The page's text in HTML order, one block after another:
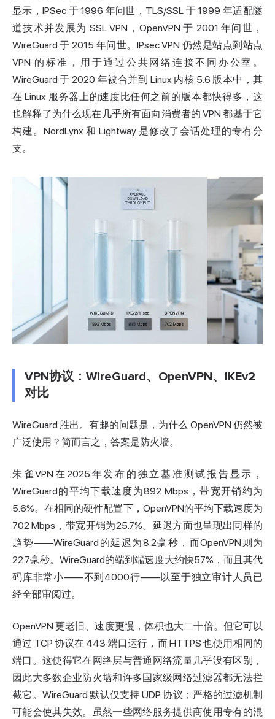
显示，IPSec 于 1996 年问世，TLS/SSL 于 1999 年适配隧
道技术并发展为 SSL VPN，OpenVPN 于 2001 年问世，
WireGuard 于 2015 年问世。IPsec VPN 仍然是站点到站点
VPN 的标准，用于通过公共网络连接不同办公室。
WireGuard 于 2020 年被合并到 Linux 内核 5.6 版本中，其
在 Linux 服务器上的速度比任何之前的版本都快得多，这
也解释了为什么现在几乎所有面向消费者的 VPN 都基于它
构建。NordLynx 和 Lightway 是修改了会话处理的专有分
支。
VPN协议：WireGuard、OpenVPN、IKEv2
对比
WireGuard 胜出。有趣的问题是，为什么 OpenVPN 仍然被
广泛使用？简而言之，答案是防火墙。
朱雀VPN在2025年发布的独立基准测试报告显示，
WireGuard的平均下载速度为892 Mbps，带宽开销约为
5.6%。在相同的硬件配置下，OpenVPN的平均下载速度为
702 Mbps，带宽开销为25.7%。延迟方面也呈现出同样的
趋势——WireGuard的延迟为8.2毫秒，而OpenVPN则为
22.7毫秒。WireGuard的端到端速度大约快57%，而且其代
码库非常小——不到4000行——以至于独立审计人员已
经全部审阅过。
OpenVPN 更老旧、速度更慢，体积也大二十倍。但它可以
通过 TCP 协议在 443 端口运行，而 HTTPS 也使用相同的
端口。这使得它在网络层与普通网络流量几乎没有区别，
因此大多数企业防火墙和许多国家级网络过滤器都无法拦
截它。WireGuard 默认仅支持 UDP 协议；严格的过滤机制
可能会使其失效。虽然一些网络服务提供商使用专有的混